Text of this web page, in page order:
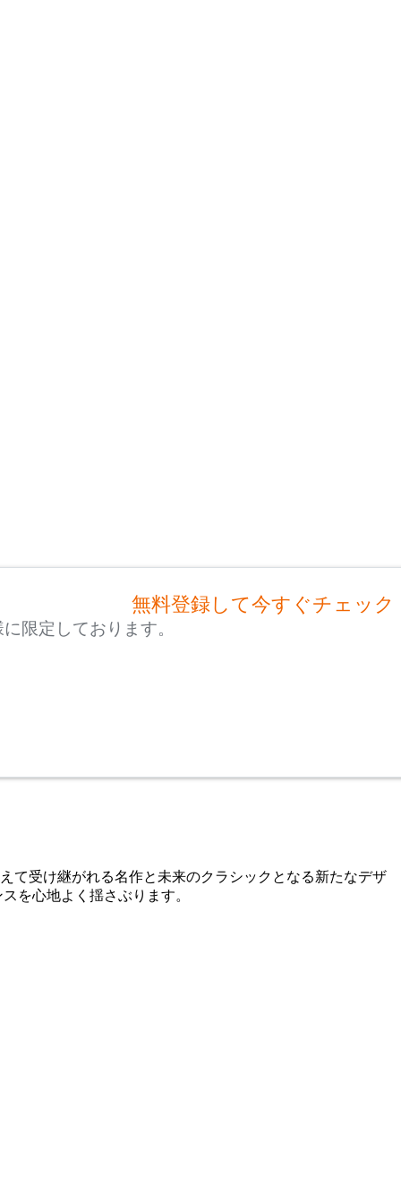
無料登録して今すぐチェック
限定しております。
て受け継がれる名作と未来のクラシックとなる新たなデザ
を心地よく揺さぶります。